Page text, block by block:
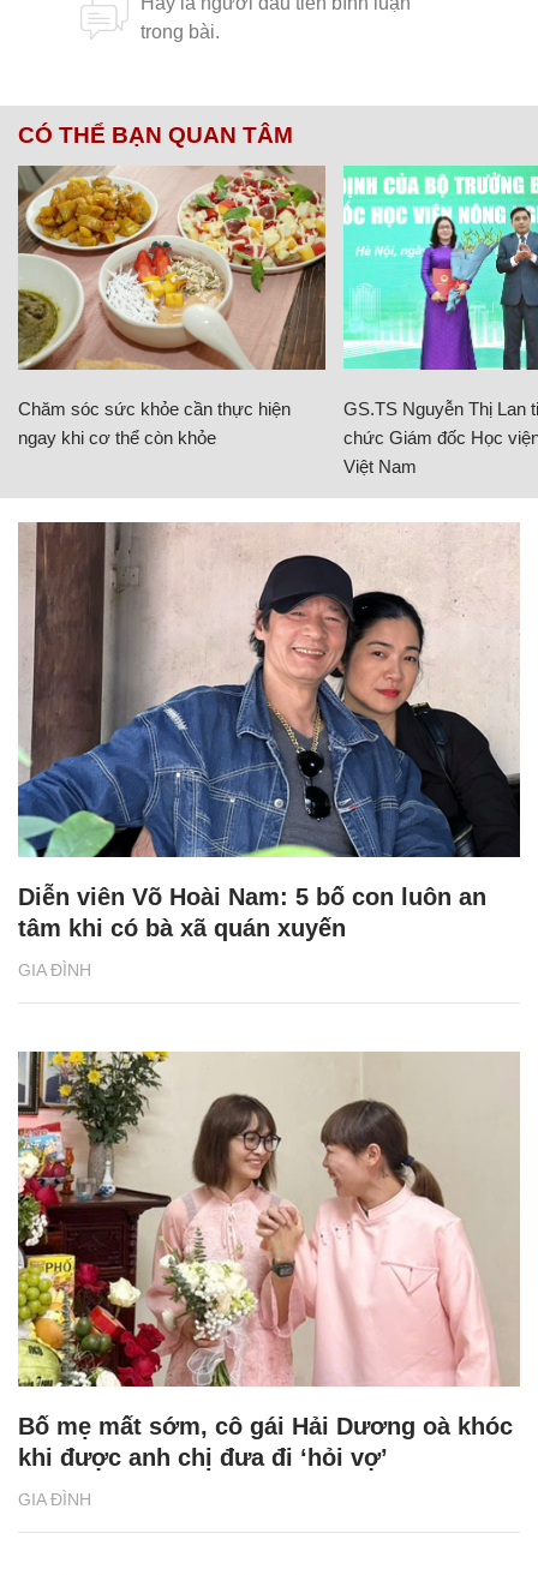
CÓ THỂ BẠN QUAN TÂM
Chăm sóc sức khỏe cần thực hiện
ngay khi cơ thể còn khỏe
GS.TS Nguyễn Thị Lan
chức Giám đốc Học
Việt Nam
GIA ĐÌNH
Diễn viên Võ Hoài Nam: 5 bố con luôn an
tâm khi có bà xã quán xuyến
GIA ĐÌNH
Bố mẹ mất sớm, cô gái Hải Dương oà khóc
khi được anh chị đưa đi ‘hỏi vợ’